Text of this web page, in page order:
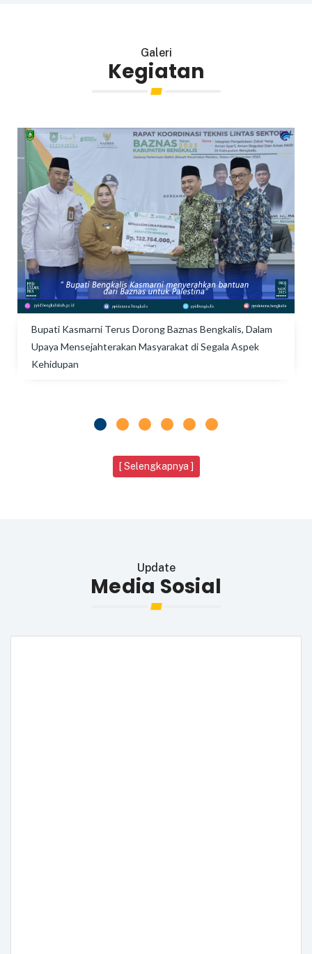
Galeri
Kegiatan
Bupati Kasmarni Terus Dorong Baznas Bengkalis, Dalam
Upaya Mensejahterakan Masyarakat di Segala Aspek
Kehidupan
[ Selengkapnya ]
Update
Media Sosial